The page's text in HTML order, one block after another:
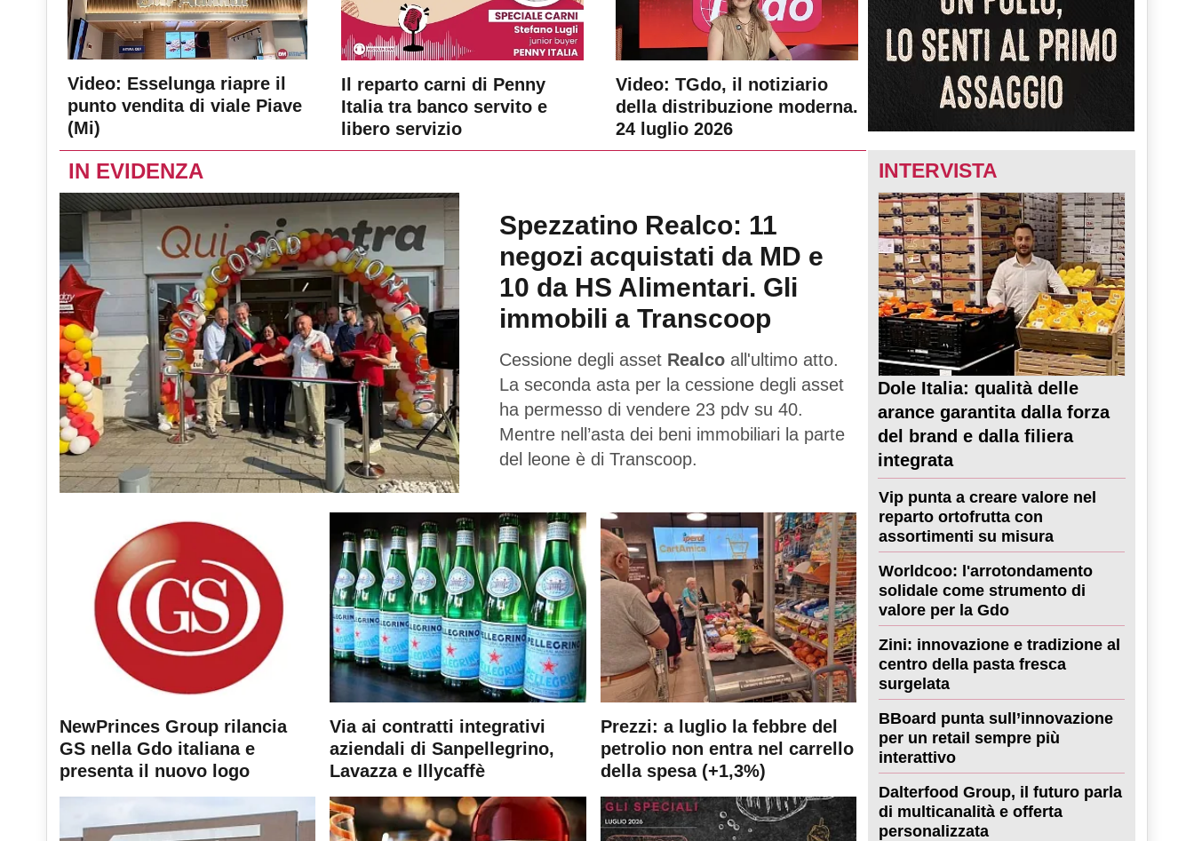
Video: Esselunga riapre il
punto vendita di viale Piave
(Mi)
Il reparto carni di Penny
Italia tra banco servito e
libero servizio
Video: TGdo, il notiziario
della distribuzione moderna.
24 luglio 2026
IN EVIDENZA
Spezzatino Realco: 11
negozi acquistati da MD e
10 da HS Alimentari. Gli
immobili a Transcoop
Cessione degli asset Realco all'ultimo atto.
La seconda asta per la cessione degli asset
ha permesso di vendere 23 pdv su 40.
Mentre nell’asta dei beni immobiliari la parte
del leone è di Transcoop.
NewPrinces Group rilancia
GS nella Gdo italiana e
presenta il nuovo logo
Via ai contratti integrativi
aziendali di Sanpellegrino,
Lavazza e Illycaffè
Prezzi: a luglio la febbre del
petrolio non entra nel carrello
della spesa (+1,3%)
INTERVISTA
Dole Italia: qualità delle
arance garantita dalla forza
del brand e dalla filiera
integrata
Vip punta a creare valore nel
reparto ortofrutta con
assortimenti su misura
Worldcoo: l'arrotondamento
solidale come strumento di
valore per la Gdo
Zini: innovazione e tradizione al
centro della pasta fresca
surgelata
BBoard punta sull’innovazione
per un retail sempre più
interattivo
Dalterfood Group, il futuro parla
di multicanalità e offerta
personalizzata